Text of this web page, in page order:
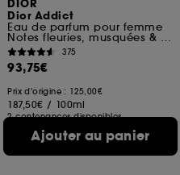
DIOR
Dior Addict
Eau de parfum pour femme
Notes fleuries, musquées & fruitées
375
93,75€
Prix d'origine : 125,00€
187,50€ / 100ml
2 contenances disponibles
Ajouter au panier